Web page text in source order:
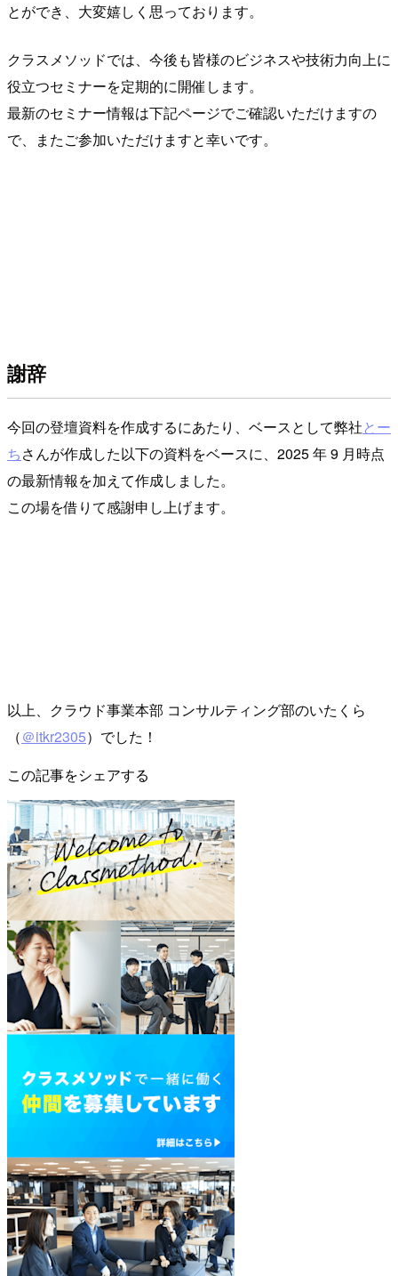
とができ、大変嬉しく思っております。
クラスメソッドでは、今後も皆様のビジネスや技術力向上に
役立つセミナーを定期的に開催します。
最新のセミナー情報は下記ページでご確認いただけますの
で、またご参加いただけますと幸いです。
謝辞
今回の登壇資料を作成するにあたり、ベースとして弊社とー
ちさんが作成した以下の資料をベースに、2025 年 9 月時点
の最新情報を加えて作成しました。
この場を借りて感謝申し上げます。
以上、クラウド事業本部 コンサルティング部のいたくら
（＠itkr2305）でした！
この記事をシェアする